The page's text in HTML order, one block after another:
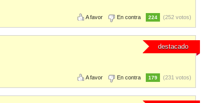
A favor En contra 224 (252 votos)
destacado
A favor En contra 179 (231 votos)